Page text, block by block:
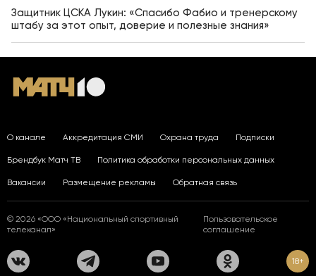
Защитник ЦСКА Лукин: «Спасибо Фабио и тренерскому
штабу за этот опыт, доверие и полезные знания»
О канале Аккредитация СМИ Охрана труда Подписки
Брендбук Матч ТВ Политика обработки персональных данных
Вакансии Размещение рекламы Обратная связь
© 2026 «ООО «Национальный спортивный
телеканал»
Пользовательское
соглашение
18+